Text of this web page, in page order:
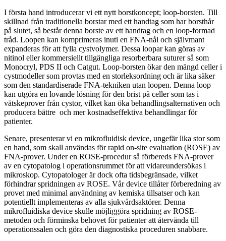
I första hand introducerar vi ett nytt borstkoncept; loop-borsten. Till
skillnad från traditionella borstar med ett handtag som har borsthår
på slutet, så består denna borste av ett handtag och en loop-formad
tråd. Loopen kan komprimeras inuti en FNA-nål och självmant
expanderas för att fylla cystvolymer. Dessa loopar kan göras av
nitinol eller kommersiellt tillgängliga resorberbara suturer så som
Monocryl, PDS II och Catgut. Loop-borsten ökar den mängd celler i
cystmodeller som provtas med en storleksordning och är lika säker
som den standardiserade FNA-tekniken utan loopen. Denna loop
kan utgöra en lovande lösning för den brist på celler som tas i
vätskeprover från cystor, vilket kan öka behandlingsalternativen och
producera bättre och mer kostnadseffektiva behandlingar för
patienter.
Senare, presenterar vi en mikrofluidisk device, ungefär lika stor som
en hand, som skall användas för rapid on-site evaluation (ROSE) av
FNA-prover. Under en ROSE-procedur så förbereds FNA-prover
av en cytopatolog i operationsrummet för att vidareundersökas i
mikroskop. Cytopatologer är dock ofta tidsbegränsade, vilket
förhindrar spridningen av ROSE. Vår device tillåter förberedning av
provet med minimal användning av kemiska tillsatser och kan
potentiellt implementeras av alla sjukvårdsaktörer. Denna
mikrofluidiska device skulle möjliggöra spridning av ROSE-
metoden och förminska behovet för patienter att återvända till
operationssalen och göra den diagnostiska proceduren snabbare.